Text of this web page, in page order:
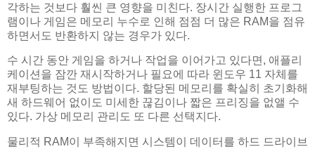
각하는 것보다 훨씬 큰 영향을 미친다. 장시간 실행한 프로그
램이나 게임은 메모리 누수로 인해 점점 더 많은 RAM을 점유
하면서도 반환하지 않는 경우가 있다.
수 시간 동안 게임을 하거나 작업을 이어가고 있다면, 애플리
케이션을 잠깐 재시작하거나 필요에 따라 윈도우 11 자체를
재부팅하는 것도 방법이다. 할당된 메모리를 확실히 초기화해
새 하드웨어 없이도 미세한 끊김이나 짧은 프리징을 없앨 수
있다. 가상 메모리 관리도 또 다른 선택지다.
물리적 RAM이 부족해지면 시스템이 데이터를 하드 드라이브